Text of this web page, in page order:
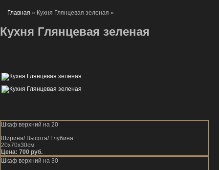
Главная » Кухня Глянцевая зеленая »
Кухня Глянцевая зеленая
Шкаф верхний на 20
Ширина/ Высота/ Глубина
20х70х30см
Цена: 700 руб.
Шкаф верхний на 30